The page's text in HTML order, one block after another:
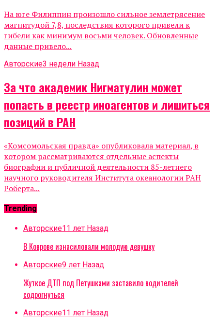
На юге Филиппин произошло сильное землетрясение
магнитудой 7,8, последствия которого привели к
гибели как минимум восьми человек. Обновленные
данные привело...
Авторские3 недели Назад
За что академик Нигматулин может
попасть в реестр иноагентов и лишиться
позиций в РАН
«Комсомольская правда» опубликовала материал, в
котором рассматриваются отдельные аспекты
биографии и публичной деятельности 85-летнего
научного руководителя Института океанологии РАН
Роберта...
Trending
Авторские11 лет Назад
В Коврове изнасиловали молодую девушку
Авторские9 лет Назад
Жуткое ДТП под Петушками заставило водителей
содрогнуться
Авторские11 лет Назад